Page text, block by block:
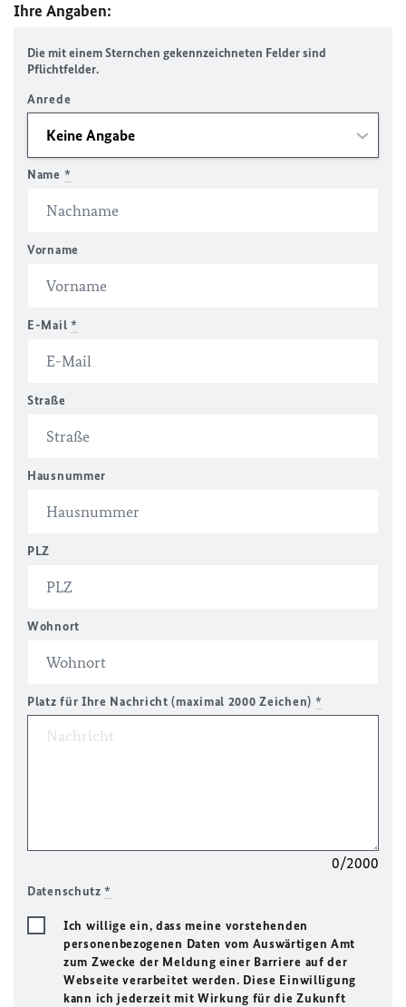
Ihre Angaben:
Die mit einem Sternchen gekennzeichneten Felder sind
Pflichtfelder.
Anrede
Name *
Vorname
E-Mail *
Straße
Hausnummer
PLZ
Wohnort
Platz für Ihre Nachricht (maximal 2000 Zeichen) *
0/2000
Datenschutz*
Ich willige ein, dass meine vorstehenden
personenbezogenen Daten vom Auswärtigen Amt
zum Zwecke der Meldung einer Barriere auf der
Webseite verarbeitet werden. Diese Einwilligung
kann ich jederzeit mit Wirkung für die Zukunft